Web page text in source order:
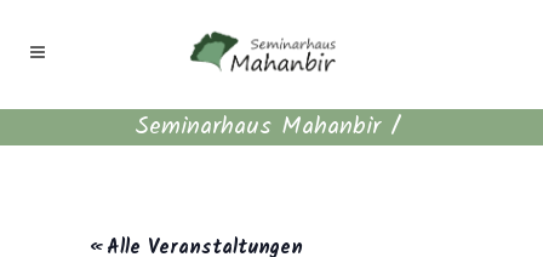
Seminarhaus Mahanbir/
« Alle Veranstaltungen